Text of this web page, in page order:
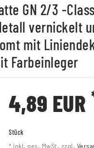
GN 2/3 -
vernickelt
mit
Farbeinleger
4,89 EUR
Stück
* inkl. ges. MwSt. zzgl.